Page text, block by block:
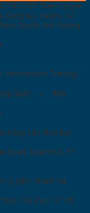
Thâm Quyến
Sáng tạo Dazhu, Số
Quyến, tỉnh Quảng
International Trading-
Quốc -->
Bền
Hằng Qin Thời Đại
Road, Quận mới, TP.
KĐT Thanh Hà,
Thủ Đức, TP. Hồ